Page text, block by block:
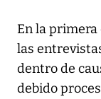
En la primera
las
dentro de
debido